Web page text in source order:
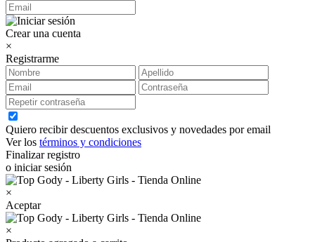
Crear una cuenta
×
Registrarme
Quiero recibir descuentos exclusivos y novedades por email
Ver los términos y condiciones
Finalizar registro
o iniciar sesión
×
Aceptar
×